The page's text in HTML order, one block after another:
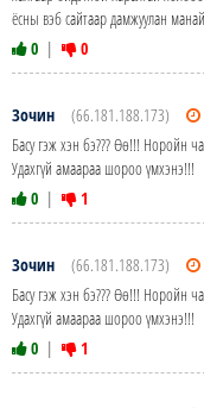
ёсны вэб сайтаар дамжуулан
0 | 0
Зочин (66.181.188.173)
Басу гэж хэн бэ??? Өө!!! Норойн
Удахгүй амаараа шороо үмхэнэ!!!
0 | 1
Зочин (66.181.188.173)
Басу гэж хэн бэ??? Өө!!! Норойн
Удахгүй амаараа шороо үмхэнэ!!!
0 | 1